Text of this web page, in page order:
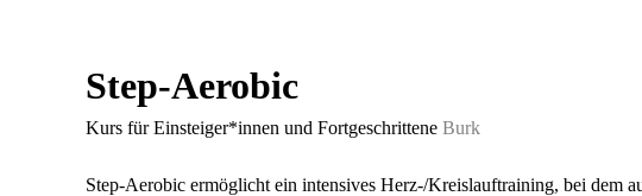
Step-Aerobic
Kurs für Einsteiger*innen und Fortgeschrittene Burk
Step-Aerobic ermöglicht ein intensives Herz-/Kreislauftraining, bei dem